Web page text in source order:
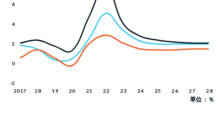
單位：％